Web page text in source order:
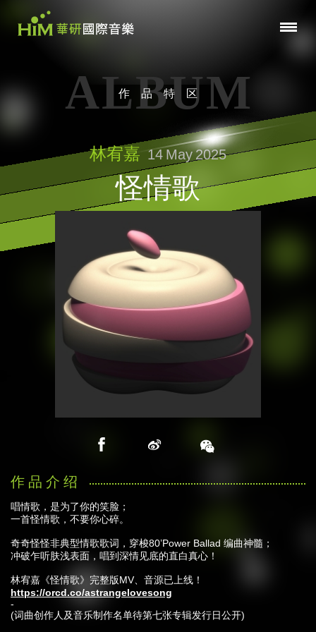
作品特区
ALBUM
林宥嘉 May2025
14
怪情歌
唱情歌，是为了你的笑脸；
一首怪情歌，不要你心碎。
奇奇怪怪非典型情歌歌词，穿梭80’Power Ballad 编曲神髓；
冲破乍听肤浅表面，唱到深情见底的直白真心！
林宥嘉《怪情歌》完整版MV、音源已上线！
https://orcd.co/astrangelovesong
-
(词曲创作人及音乐制作名单待第七张专辑发行日公开)